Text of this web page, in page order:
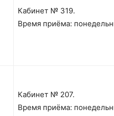
Кабинет № 319.
Время приёма:
Кабинет № 207.
Время приёма: